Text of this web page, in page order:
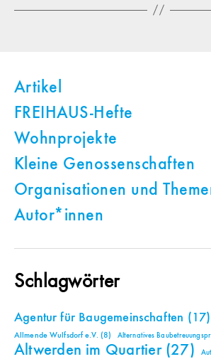
Artikel
FREIHAUS-Hefte
Wohnprojekte
Kleine Genossenschaften
Organisationen und
Autor*innen
Schlagwörter
Agentur für Baugemeinschaften (17)
Allmende Wulfsdorf e.V. (8) Alternatives
Altwerden im Quartier(27)